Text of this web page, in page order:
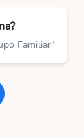
Familiar"